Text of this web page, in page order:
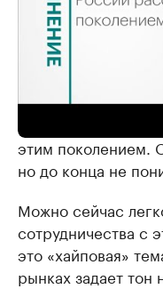
Мне кажется,
этим поколением.
но до конца не
Можно сейчас
сотрудничества с
это «хайповая»
рынках задает тон